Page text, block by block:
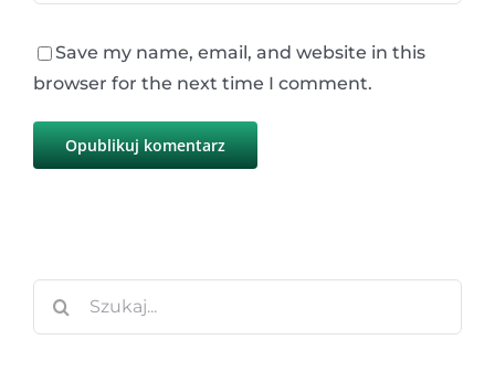
Save my name, email, and website in this
browser for the next time I comment.